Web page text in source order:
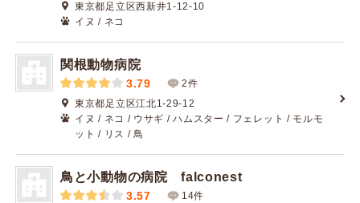
東京都足立区西新井1-12-10
イヌ / ネコ
関根動物病院
3.79
2件
東京都足立区江北1-29-12
イヌ / ネコ / ウサギ / ハムスター / フェレット / モルモ
ット / リス / 鳥
鳥と小動物の病院 falconest
3.57
14件